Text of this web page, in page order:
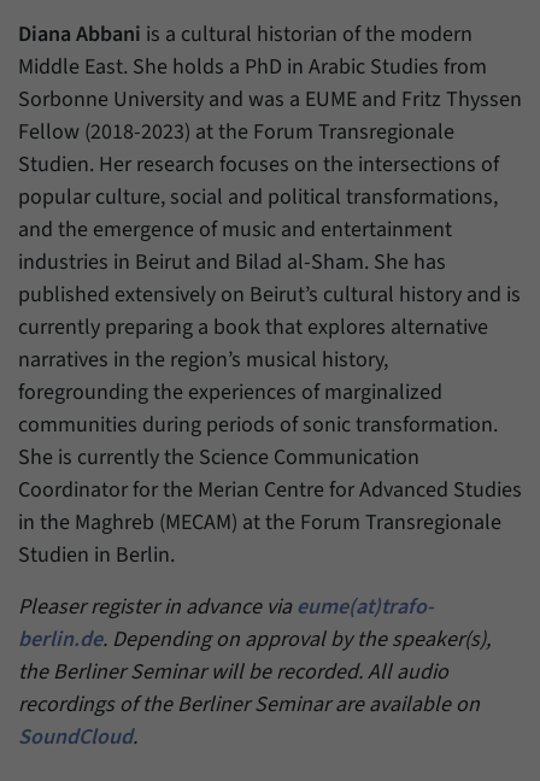
Diana Abbani is a cultural historian of the modern
Middle East. She holds a PhD in Arabic Studies from
Sorbonne University and was a EUME and Fritz Thyssen
Fellow (2018-2023) at the Forum Transregionale
Studien. Her research focuses on the intersections of
popular culture, social and political transformations,
and the emergence of music and entertainment
industries in Beirut and Bilad al-Sham. She has
published extensively on Beirut’s cultural history and is
currently preparing a book that explores alternative
narratives in the region’s musical history,
foregrounding the experiences of marginalized
communities during periods of sonic transformation.
She is currently the Science Communication
Coordinator for the Merian Centre for Advanced Studies
in the Maghreb (MECAM) at the Forum Transregionale
Studien in Berlin.
Pleaser register in advance viaeume(at)trafo-
berlin.de. Depending on approval by the speaker(s),
the Berliner Seminar will be recorded. All audio
recordings of the Berliner Seminar are available on
SoundCloud.